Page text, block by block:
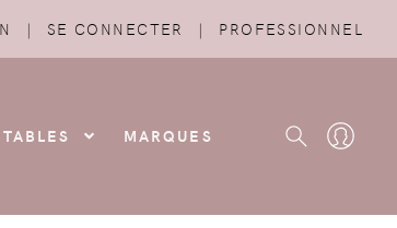
| SE CONNECTER | PROFESSIONNEL
MARQUES